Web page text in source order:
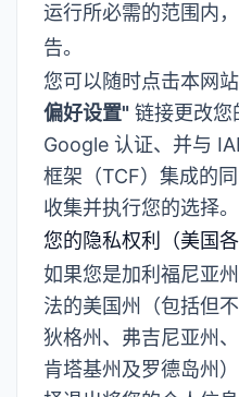
运行所必需的范围内
告。
您可以随时点击本网
偏好设置" 链接更改您
Google 认证、并与
框架（TCF）集成的
收集并执行您的选择。
您的隐私权利（美国各
如果您是加利福尼亚
法的美国州（包括但
狄格州、弗吉尼亚州
肯塔基州及罗德岛州